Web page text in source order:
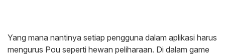
Yang mana nantinya setiap pengguna dalam aplikasi harus
mengurus Pou seperti hewan peliharaan. Di dalam game